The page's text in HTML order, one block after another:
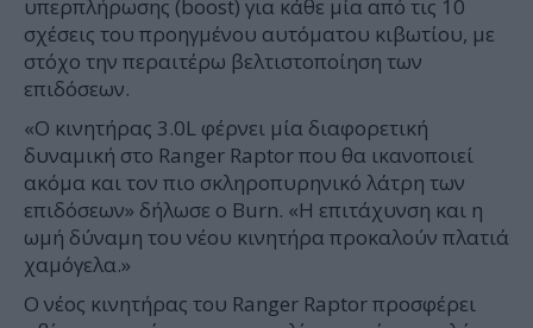
υπερπλήρωσης (boost) για κάθε μία από τις 10
σχέσεις του προηγμένου αυτόματου κιβωτίου, με
στόχο την περαιτέρω βελτιστοποίηση των
επιδόσεων.
«Ο κινητήρας 3.0L φέρνει μία διαφορετική
δυναμική στο Ranger Raptor που θα ικανοποιεί
ακόμα και τον πιο σκληροπυρηνικό λάτρη των
επιδόσεων» δήλωσε ο Burn. «Η επιτάχυνση και η
ωμή δύναμη του νέου κινητήρα προκαλούν πλατιά
χαμόγελα.»
Ο νέος κινητήρας του Ranger Raptor προσφέρει